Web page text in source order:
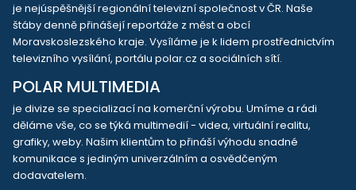
je nejúspěšnější regionální televizní společnost v ČR. Naše
štáby denně přinášejí reportáže z měst a obcí
Moravskoslezského kraje. Vysíláme je k lidem prostřednictvím
televizního vysílání, portálu polar.cz a sociálních sítí.
POLAR MULTIMEDIA
je divize se specializací na komerční výrobu. Umíme a rádi
děláme vše, co se týká multimedií - videa, virtuální realitu,
grafiky, weby. Našim klientům to přináší výhodu snadné
komunikace s jediným univerzálním a osvědčeným
dodavatelem.